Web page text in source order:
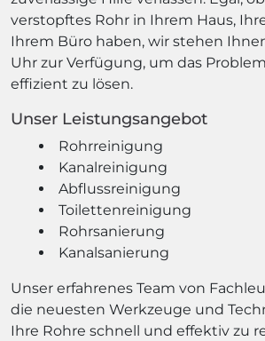
verstopftes Rohr in Ihrem Haus,
Ihrem Büro haben, wir stehen
Uhr zur Verfügung, um das
effizient zu lösen.
Unser Leistungsangebot
Rohrreinigung
Kanalreinigung
Abflussreinigung
Toilettenreinigung
Rohrsanierung
Kanalsanierung
Unser erfahrenes Team von
die neuesten Werkzeuge und
Ihre Rohre schnell und effektiv zu